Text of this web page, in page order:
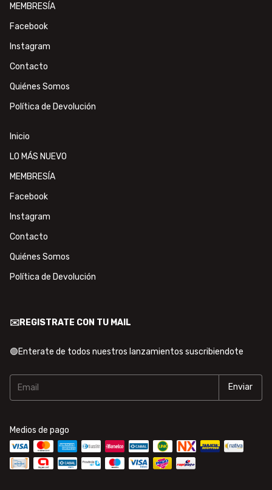
MEMBRESÍA
Facebook
Instagram
Contacto
Quiénes Somos
Política de Devolución
Inicio
LO MÁS NUEVO
MEMBRESÍA
Facebook
Instagram
Contacto
Quiénes Somos
Política de Devolución
✉️REGISTRATE CON TU MAIL
🟢Enterate de todos nuestros lanzamientos suscribiendote
Medios de pago